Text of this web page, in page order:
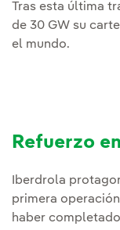
Tras esta última
de 30 GW su
el mundo.
Refuerzo
Iberdrola
primera
haber